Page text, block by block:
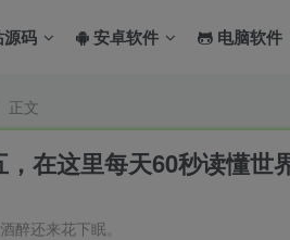
源码 安卓软件 电脑软件
正文
在这里每天60秒读懂世
醉还来花下眠。